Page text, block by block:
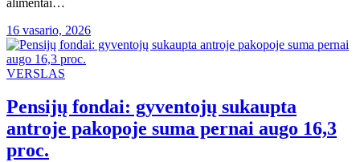
16 vasario, 2026
VERSLAS
Pensijų fondai: gyventojų sukaupta
antroje pakopoje suma pernai augo 16,3
proc.